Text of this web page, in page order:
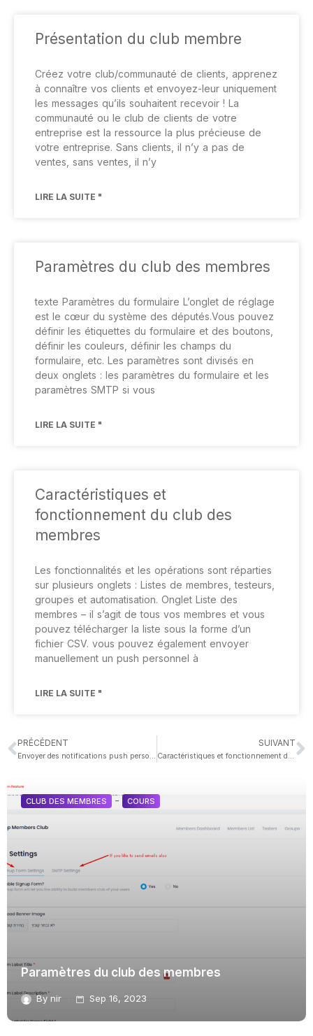
Présentation du club membre
Créez votre club/communauté de clients, apprenez
à connaître vos clients et envoyez-leur uniquement
les messages qu’ils souhaitent recevoir ! La
communauté ou le club de clients de votre
entreprise est la ressource la plus précieuse de
votre entreprise. Sans clients, il n’y a pas de
ventes, sans ventes, il n’y
LIRE LA SUITE "
Paramètres du club des membres
texte Paramètres du formulaire L’onglet de réglage
est le cœur du système des députés.Vous pouvez
définir les étiquettes du formulaire et des boutons,
définir les couleurs, définir les champs du
formulaire, etc. Les paramètres sont divisés en
deux onglets : les paramètres du formulaire et les
paramètres SMTP si vous
LIRE LA SUITE "
Caractéristiques et
fonctionnement du club des
membres
Les fonctionnalités et les opérations sont réparties
sur plusieurs onglets : Listes de membres, testeurs,
groupes et automatisation. Onglet Liste des
membres – il s’agit de tous vos membres et vous
pouvez télécharger la liste sous la forme d’un
fichier CSV. vous pouvez également envoyer
manuellement un push personnel à
LIRE LA SUITE "
PRÉCÉDENT
Envoyer des notifications push personnelles programmables
SUIVANT
Caractéristiques et fonctionnement du club des membres
CLUB DES MEMBRES - COURS
Paramètres du club des membres
By nir Sep 16, 2023